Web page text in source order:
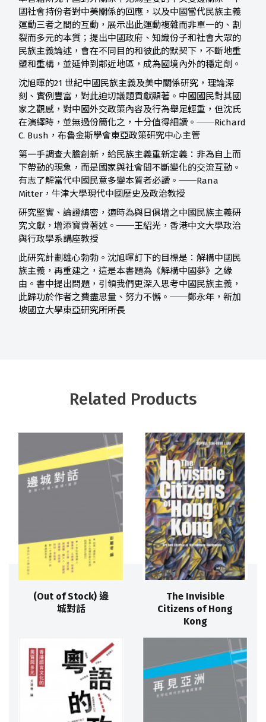
國社會持份者對中美關係的回應，以及中國當代民族主義
運動三者之間的互動，展示出此運動複雜而非單一的、割
裂而多元的本質；提出中國政府、知識份子和社會大眾的
民族主義論述，會在不同目的和彼此的默契下，不斷地重
塑和重構，並延伸到鄰近地區，成為國境內外的穩定劑。
沈旭暉的21 世紀中國民族主義及美中關係研究，理論深
刻、實例豐富，對此迫切議題貢獻顯著。中國國民對其國
家之觀感，對中國外交政策內容及行為舉足輕重，但沈氏
在演繹時，並無過份簡化之，十分值得細讀。──Richard
C. Bush，布魯金斯學會東亞政策研究中心主管
第一手調查大膽創新，給民族主義重新定義：非為自上而
下帶動的現象，而是國家與社會間不斷變化的交流互動。
有志了解當代中國民意多變本質者必讀。──Rana
Mitter，牛津大學現代中國歷史及政治教授
研究堅實、論證縝密，適時為與日俱增之中國民族主義研
究文獻，增添寶貴著述。──王紹光，香港中文大學政治
與行政學系講座教授
此研究計劃雄心勃勃。沈旭暉訂下的目標是：解構中國民
族主義，再重建之，這是本書題為《解構中國夢》之緣
由。書中提出問題，引領我們更深入思考中國民族主義，
此歸功於作者之費盡思量、努力不懈。──鄭永年，新加
坡國立大學東亞研究所所長
Related Products
(Out of Stock) 邊
城對話
The Invisible
Citizens of Hong
Kong